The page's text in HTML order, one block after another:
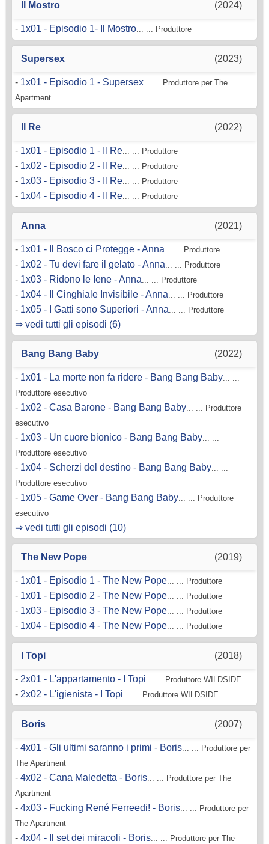
Il Mostro (2024)
- 1x01 - Episodio 1- Il Mostro ... ... Produttore
Supersex (2023)
- 1x01 - Episodio 1 - Supersex ... ... Produttore per The
Apartment
Il Re (2022)
- 1x01 - Episodio 1 - Il Re ... ... Produttore
- 1x02 - Episodio 2 - Il Re ... ... Produttore
- 1x03 - Episodio 3 - Il Re ... ... Produttore
- 1x04 - Episodio 4 - Il Re ... ... Produttore
Anna (2021)
- 1x01 - Il Bosco ci Protegge - Anna ... ... Produttore
- 1x02 - Tu devi fare il gelato - Anna ... ... Produttore
- 1x03 - Ridono le Iene - Anna ... ... Produttore
- 1x04 - Il Cinghiale Invisibile - Anna ... ... Produttore
- 1x05 - I Gatti sono Superiori - Anna ... ... Produttore
⇒ vedi tutti gli episodi (6)
Bang Bang Baby (2022)
- 1x01 - La morte non fa ridere - Bang Bang Baby
Produttore esecutivo
- 1x02 - Casa Barone - Bang Bang Baby ... ... Produttore
esecutivo
- 1x03 - Un cuore bionico - Bang Bang Baby
Produttore esecutivo
- 1x04 - Scherzi del destino - Bang Bang Baby
Produttore esecutivo
- 1x05 - Game Over - Bang Bang Baby ... ... Produttore
esecutivo
⇒ vedi tutti gli episodi (10)
The New Pope (2019)
- 1x01 - Episodio 1 - The New Pope ... ... Produttore
- 1x01 - Episodio 2 - The New Pope ... ... Produttore
- 1x03 - Episodio 3 - The New Pope ... ... Produttore
- 1x04 - Episodio 4 - The New Pope ... ... Produttore
I Topi (2018)
- 2x01 - L'appartamento - I Topi ... ... Produttore WILDSIDE
- 2x02 - L'igienista - I Topi ... ... Produttore WILDSIDE
Boris (2007)
- 4x01 - Gli ultimi saranno i primi - Boris ... ... Produttore per
The Apartment
- 4x02 - Cana Maledetta - Boris ... ... Produttore per The
Apartment
- 4x03 - Fucking René Ferreedi! - Boris ... ... Produttore per
The Apartment
- 4x04 - Il set dei miracoli - Boris ... ... Produttore per The